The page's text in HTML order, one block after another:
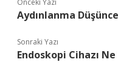
Önceki Yazı
Aydınlanma
Sonraki Yazı
Endoskopi Cihazı